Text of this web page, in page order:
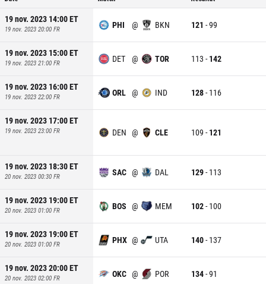
19 nov. 2023 14:00ET
19 nov. 2023 20:00 FR PHI @ BKN 121 -99
19 nov. 2023 15:00ET
19 nov. 2023 21:00 FR DET @ TOR 113 - 142
19 nov. 2023 16:00ET
19 nov. 2023 22:00 FR ORL @ IND 128- 116
19 nov. 2023 17:00ET
19 nov. 2023 23:00 FR DEN @ CLE 109 - 121
19 nov. 2023 18:30ET
20 nov. 2023 00:30 FR SAC @ DAL 129- 113
19 nov. 2023 19:00ET
20 nov. 2023 01:00 FR BOS @ MEM 102- 100
19 nov. 2023 19:00ET
20 nov. 2023 01:00 FR PHX @ UTA 140- 137
19 nov. 2023 20:00ET
20 nov. 2023 02:00 FR OKC @ POR 134-91